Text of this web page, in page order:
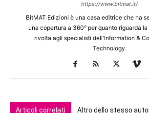
https://www.bitmat.it/
BitMAT Edizioni è una casa editrice che ha
una copertura a 360° per quanto riguarda
rivolta agli specialisti dell'lnformation &
Technology.
Articoli correlati Altro dello stesso